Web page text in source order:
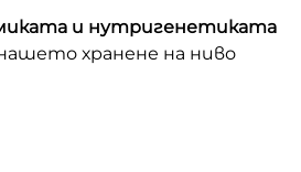
и нутригенетиката
хранене на ниво